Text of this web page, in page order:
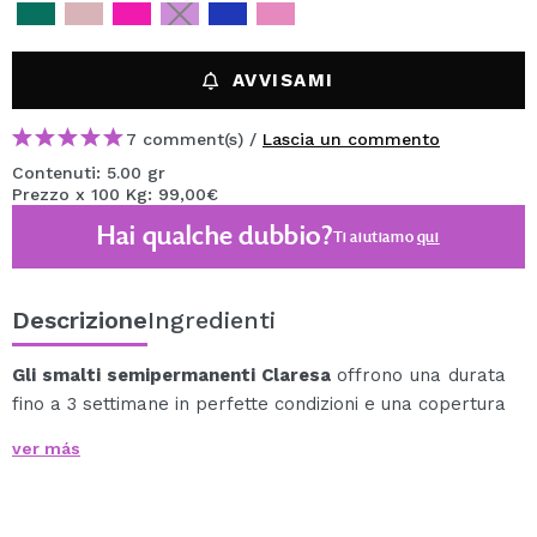
AVVISAMI
7 comment(s) / Lascia un commento
Contenuti: 5.00 gr
Prezzo x 100 Kg: 99,00€
Hai qualche dubbio?Ti aiutiamoqui
DescrizioneIngredienti
Gli smalti semipermanenti Claresaoffrono una durata
fino a 3 settimane in perfette condizioni e una copertura
La sua consistenza è leggermente più densa rispetto
ver más